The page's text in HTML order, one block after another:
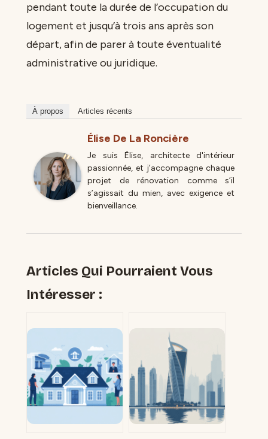
pendant toute la durée de l’occupation du
logement et jusqu’à trois ans après son
départ, afin de parer à toute éventualité
administrative ou juridique.
À propos Articles récents
Élise De La Roncière
Je suis Élise, architecte d'intérieur
passionnée, et j’accompagne chaque
projet de rénovation comme s’il
s’agissait du mien, avec exigence et
bienveillance.
Articles Qui Pourraient Vous
Intéresser :